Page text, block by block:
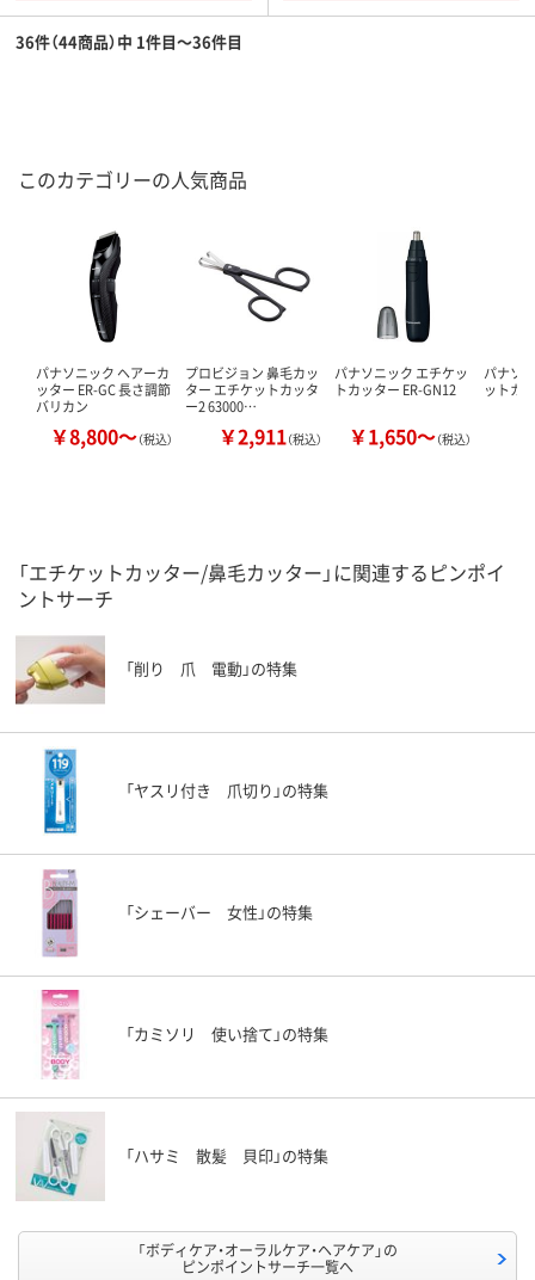
36件（44商品）中 1件目～36件目
このカテゴリーの人気商品
パナソニック ヘアーカ
ッター ER-GC 長さ調節
バリカン
￥8,800～（税込）
プロビジョン 鼻毛カッ
ター エチケットカッタ
ー2 63000…
￥2,911（税込）
パナソニック エチケッ
トカッター ER-GN12
￥1,650～（税込）
パナソ
ットカ
「エチケットカッター/鼻毛カッター」に関連するピンポイ
ントサーチ
「削り 爪 電動」の特集
「ヤスリ付き 爪切り」の特集
「シェーバー 女性」の特集
「カミソリ 使い捨て」の特集
「ハサミ 散髪 貝印」の特集
「ボディケア・オーラルケア・ヘアケア」の
ピンポイントサーチ一覧へ